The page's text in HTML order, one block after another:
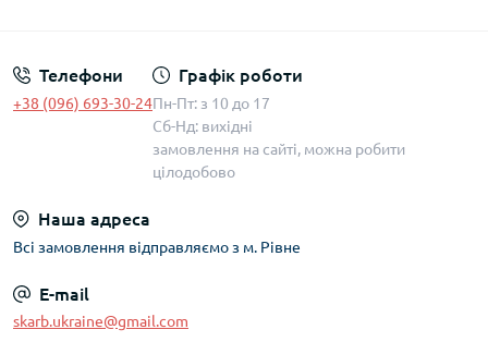
Телефони
+38 (096) 693-30-24
Графік роботи
Пн-Пт: з 10 до 17
Сб-Нд: вихідні
замовлення на сайті, можна робити
цілодобово
Наша адреса
Всі замовлення відправляємо з м. Рівне
E-mail
skarb.ukraine@gmail.com